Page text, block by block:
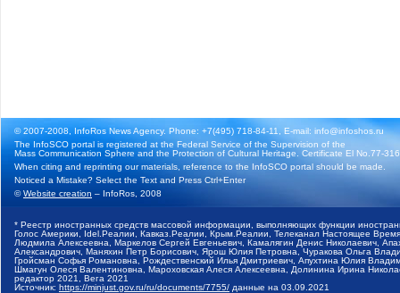
© 2007-2008, InfoRos News Agency. Phone: +7(495) 718-84-11, E-mail: info@infoshos.ru
The InfoSCO portal is registered at the Federal Service of the Supervision of the
Mass Communication Sphere and the Protection of Cultural Heritage. Certificate El No.77-
When citing and reprinting our materials, reference to the InfoSCO portal should be made.
Noticed a Mistake? Select the Text and Press Ctrl+Enter
©Website creation – InfoRos, 2008
* Реестр иностранных средств массовой информации, выполняющих функции
Голос Америки, Idel.Реалии, Кавказ.Реалии, Крым.Реалии, Телеканал Настоящее
Людмила Алексеевна, Маркелов Сергей Евгеньевич, Камалягин Денис Николаевич,
Александрович, Маняхин Петр Борисович, Ярош Юлия Петровна, Чуракова Ольга
Гройсман Софья Романовна, Рождественский Илья Дмитриевич, Апухтина Юлия
Шмагун Олеся Валентиновна, Мароховская Алеся Алексеевна, Долинина Ирина
редактор 2021, Вега 2021
Источник: https://minjust.gov.ru/ru/documents/7755/ данные на 03.09.2021